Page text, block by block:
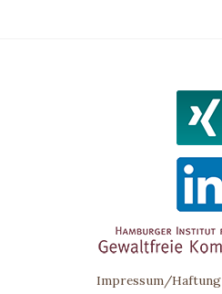
Impressum/Haftung